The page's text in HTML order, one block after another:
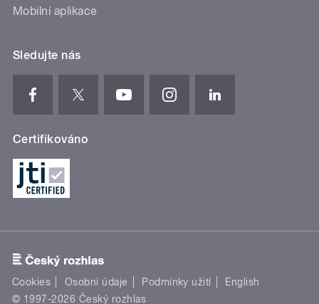
Mobilní aplikace
Sledujte nás
Certifikováno
Cookies Osobní údaje Podmínky užití
English
© 1997-2026 Český rozhlas